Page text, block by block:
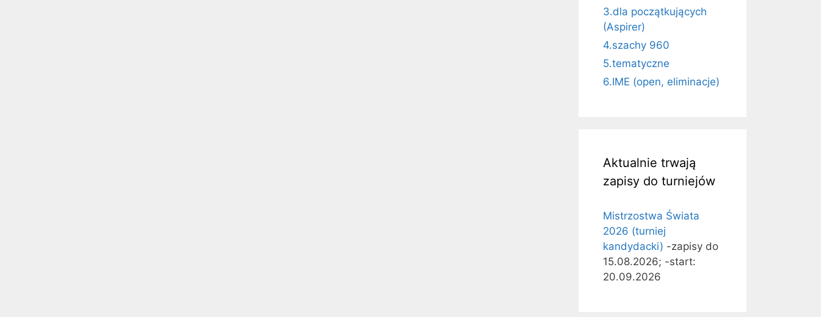
3.dla początkujących
(Aspirer)
4.szachy 960
5.tematyczne
6.IME (open, eliminacje)
Aktualnie trwają
zapisy do turniejów
Mistrzostwa Świata
2026 (turniej
kandydacki) -zapisy do
15.08.2026; -start:
20.09.2026